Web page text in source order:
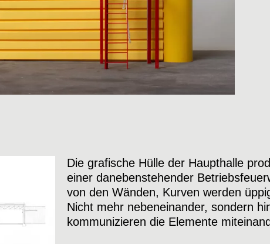
Struktur und Ausdruck führen eine
spüren das feine Hin und Her
und (äusserer) Erscheinung. Fehlt
Die grafische Hülle der Haupthalle
einer danebenstehender
von den Wänden, Kurven werden
Nicht mehr nebeneinander, sondern
kommunizieren die Elemente